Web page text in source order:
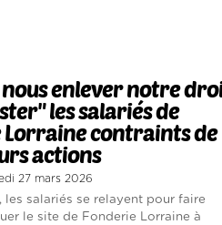
nous enlever notre
les salariés de
Lorraine contraints de
actions
27 mars 2026
les salariés se relayent pour faire
le site de Fonderie Lorraine à